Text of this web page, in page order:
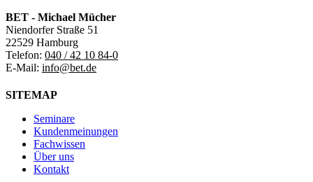
BET - Michael Mücher
Niendorfer Straße 51
22529 Hamburg
Telefon: 040 / 42 10 84-0
E-Mail: info@bet.de
SITEMAP
Seminare
Kundenmeinungen
Fachwissen
Über uns
Kontakt